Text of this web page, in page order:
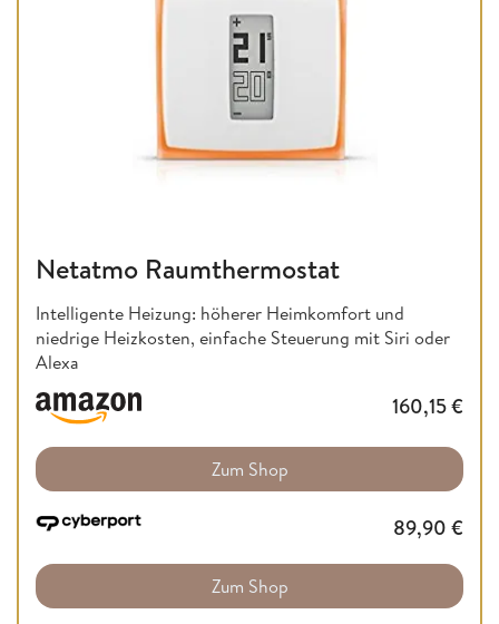
Netatmo Raumthermostat
Intelligente Heizung: höherer Heimkomfort und
niedrige Heizkosten, einfache Steuerung mit Siri oder
Alexa
160,15€
Zum Shop
89,90 €
Zum Shop